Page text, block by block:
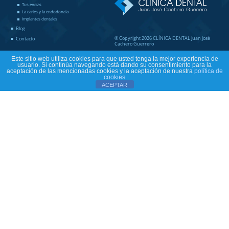
Tus encías
La caries y la endodoncia
Implantes dentales
Blog
Contacto
© Copyright 2026 CLÍNICA DENTAL Juan josé
Cachero Guerrero
Este sitio web utiliza cookies para que usted tenga la mejor experiencia de
usuario. Si continúa navegando está dando su consentimiento para la
aceptación de las mencionadas cookies y la aceptación de nuestra política de
cookies
ACEPTAR